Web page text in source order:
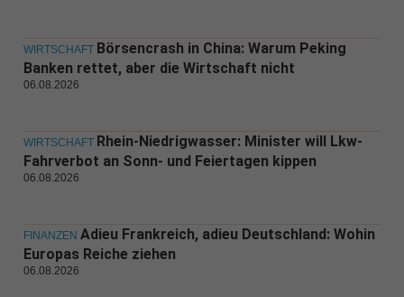
WIRTSCHAFT Börsencrash in China: Warum Peking
Banken rettet, aber die Wirtschaft nicht
06.08.2026
WIRTSCHAFT Rhein-Niedrigwasser: Minister will Lkw-
Fahrverbot an Sonn- und Feiertagen kippen
06.08.2026
FINANZEN Adieu Frankreich, adieu Deutschland: Wohin
Europas Reiche ziehen
06.08.2026